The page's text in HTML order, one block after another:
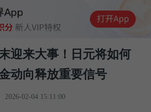
迎来大事！日元将如何
动向释放重要信号
2026-02-04 15:11:00